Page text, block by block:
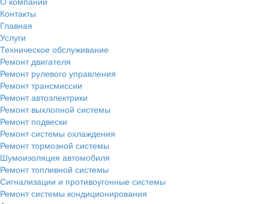
Контакты
Главная
Услуги
Техническое обслуживание
Ремонт двигателя
Ремонт рулевого управления
Ремонт трансмиссии
Ремонт автоэлектрики
Ремонт выхлопной системы
Ремонт подвески
Ремонт системы охлаждения
Ремонт тормозной системы
Шумоизоляция автомобиля
Ремонт топливной системы
Сигнализации и противоугонные системы
Ремонт системы кондиционирования